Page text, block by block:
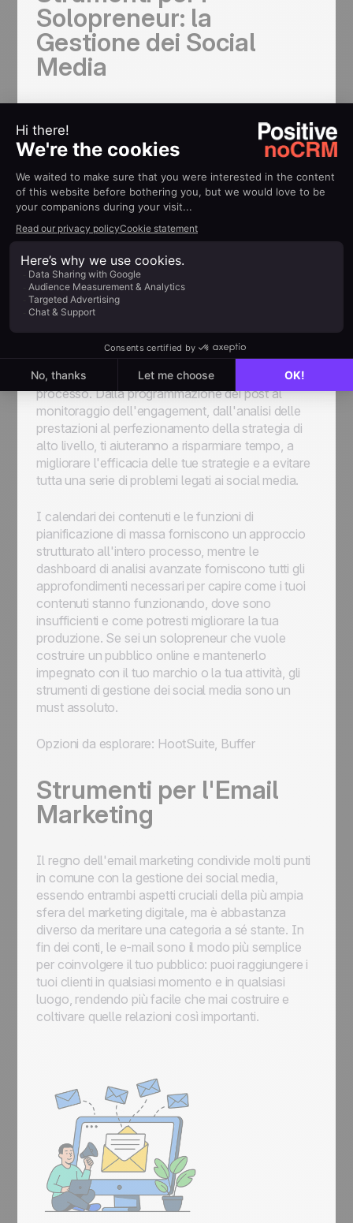
Solopreneur: la
Gestione dei Social
Media
senza prendere sul serio i social media. Potrebbe
sembrare un po' opprimente, soprattutto se si è un
Cercare di tenere traccia di tutti i canali, gli
pubblicazione, il pubblico e i contenuti può
sembrare un'impresa titanica. Per fortuna, gli
strumenti di gestione dei social media sono qui per
aiutare.
che desiderano mantenere una presenza online
attiva e coinvolgente su diverse piattaforme di
social media e semplificano ogni aspetto del
processo. Dalla programmazione dei post al
monitoraggio dell'engagement, dall'analisi delle
prestazioni al perfezionamento della strategia di
alto livello, ti aiuteranno a risparmiare tempo, a
migliorare l'efficacia delle tue strategie e a evitare
tutta una serie di problemi legati ai social media.
I calendari dei contenuti e le funzioni di
pianificazione di massa forniscono un approccio
strutturato all'intero processo, mentre le
dashboard di analisi avanzate forniscono tutti gli
approfondimenti necessari per capire come i tuoi
contenuti stanno funzionando, dove sono
insufficienti e come potresti migliorare la tua
produzione. Se sei un solopreneur che vuole
costruire un pubblico online e mantenerlo
impegnato con il tuo marchio o la tua attività, gli
strumenti di gestione dei social media sono un
must assoluto.
Opzioni da esplorare: HootSuite, Buffer
Strumenti per l'Email
Marketing
Il regno dell'email marketing condivide molti punti
in comune con la gestione dei social media,
essendo entrambi aspetti cruciali della più ampia
sfera del marketing digitale, ma è abbastanza
diverso da meritare una categoria a sé stante. In
fin dei conti, le e-mail sono il modo più semplice
per coinvolgere il tuo pubblico: puoi raggiungere i
tuoi clienti in qualsiasi momento e in qualsiasi
luogo, rendendo più facile che mai costruire e
coltivare quelle relazioni così importanti.